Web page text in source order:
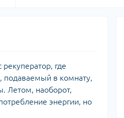
где
подаваемый в комнату,
Летом, наоборот,
энергии, но